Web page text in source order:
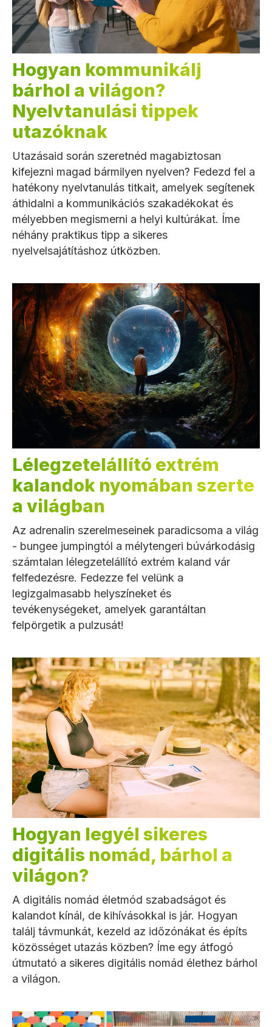
Hogyan kommunikálj
bárhol a világon?
Nyelvtanulási tippek
utazóknak
Utazásaid során szeretnéd magabiztosan
kifejezni magad bármilyen nyelven? Fedezd fel a
hatékony nyelvtanulás titkait, amelyek segítenek
áthidalni a kommunikációs szakadékokat és
mélyebben megismerni a helyi kultúrákat. Íme
néhány praktikus tipp a sikeres
nyelvelsajátításhoz útközben.
Lélegzetelállító extrém
kalandok nyomában szerte
a világban
Az adrenalin szerelmeseinek paradicsoma a világ
- bungee jumpingtól a mélytengeri búvárkodásig
számtalan lélegzetelállító extrém kaland vár
felfedezésre. Fedezze fel velünk a
legizgalmasabb helyszíneket és
tevékenységeket, amelyek garantáltan
felpörgetik a pulzusát!
Hogyan legyél sikeres
digitális nomád, bárhol a
világon?
A digitális nomád életmód szabadságot és
kalandot kínál, de kihívásokkal is jár. Hogyan
találj távmunkát, kezeld az időzónákat és építs
közösséget utazás közben? Íme egy átfogó
útmutató a sikeres digitális nomád élethez bárhol
a világon.